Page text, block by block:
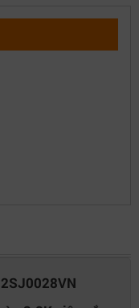
On)
1 (support data